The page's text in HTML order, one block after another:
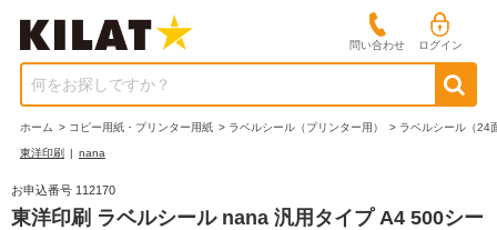
問い合わせ ログイン
何をお探しですか？
ホーム > コピー用紙・プリンター用紙 > ラベルシール（プリンター用） > ラベルシール（24
東洋印刷 | nana
お申込番号 112170
東洋印刷 ラベルシール nana 汎用タイプ A4 500シー